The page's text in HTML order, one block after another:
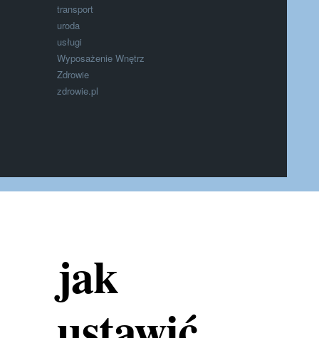
transport
uroda
usługi
Wyposażenie Wnętrz
Zdrowie
zdrowie.pl
jak